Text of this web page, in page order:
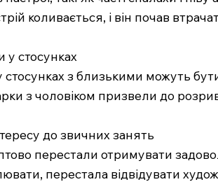
коливається, і він почав
стосунках
стосунках з близькими можуть
з чоловіком призвели до
до звичних занять
перестали отримувати
перестала відвідувати